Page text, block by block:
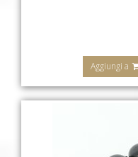
Aggiungi a